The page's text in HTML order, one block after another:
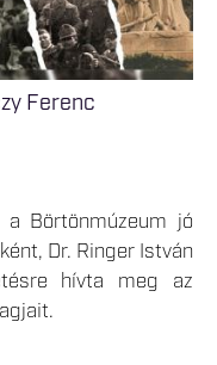
Ferenc
Börtönmúzeum jó
Dr. Ringer István
hívta meg az